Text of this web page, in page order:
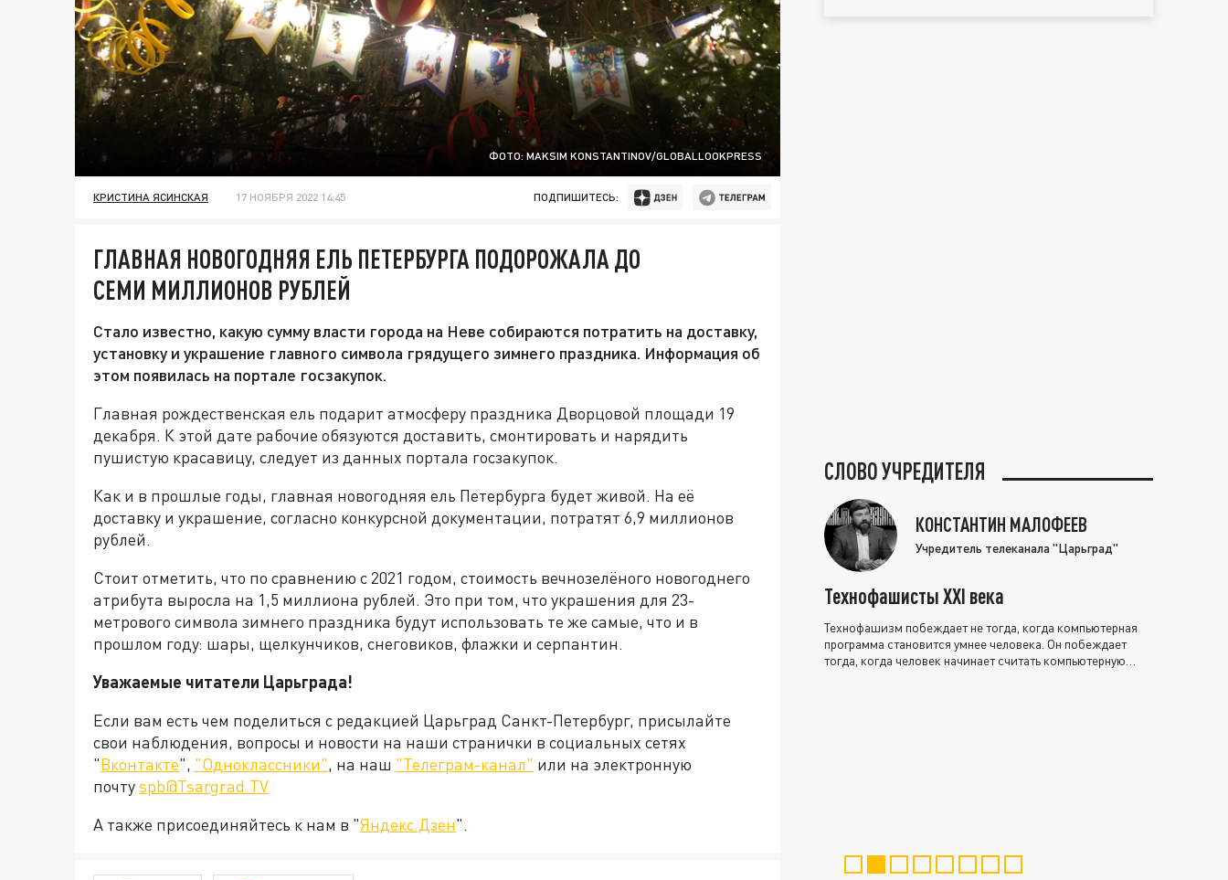
ФОТО: MAKSIM KONSTANTINOV/GLOBALLOOKPRESS
КРИСТИНА ЯСИНСКАЯ 17 НОЯБРЯ 2022 14:45 ПОДПИШИТЕСЬ:
ГЛАВНАЯ НОВОГОДНЯЯ ЕЛЬ ПЕТЕРБУРГА ПОДОРОЖАЛА ДО
СЕМИ МИЛЛИОНОВ РУБЛЕЙ
Стало известно, какую сумму власти города на Неве собираются потратить на доставку,
установку и украшение главного символа грядущего зимнего праздника. Информация об
этом появилась на портале госзакупок.
Главная рождественская ель подарит атмосферу праздника Дворцовой площади 19
декабря. К этой дате рабочие обязуются доставить, смонтировать и нарядить
пушистую красавицу, следует из данных портала госзакупок.
Как и в прошлые годы, главная новогодняя ель Петербурга будет живой. На её
доставку и украшение, согласно конкурсной документации, потратят 6,9 миллионов
рублей.
Стоит отметить, что по сравнению с 2021 годом, стоимость вечнозелёного новогоднего
атрибута выросла на 1,5 миллиона рублей. Это при том, что украшения для 23-
метрового символа зимнего праздника будут использовать те же самые, что и в
прошлом году: шары, щелкунчиков, снеговиков, флажки и серпантин.
Уважаемые читатели Царьграда!
Если вам есть чем поделиться с редакцией Царьград Санкт-Петербург, присылайте
свои наблюдения, вопросы и новости на наши странички в социальных сетях
"Вконтакте", "Одноклассники", на наш "Телеграм-канал" или на электронную
почтуspb@Tsargrad.TV
А также присоединяйтесь к нам в "Яндекс.Дзен".
СЛОВО УЧРЕДИТЕЛЯ
КОНСТАНТИН МАЛОФЕЕВ
Учредитель телеканала "Царьград"
Технофашисты XXI века
Технофашизм побеждает не тогда, когда компьютерная
программа становится умнее человека. Он побеждает
тогда, когда человек начинает считать компьютерную